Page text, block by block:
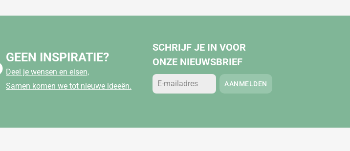
GEEN INSPIRATIE?
Deel je wensen en eisen,
Samen komen we tot nieuwe ideeën.
SCHRIJF JE IN VOOR
ONZE NIEUWSBRIEF
AANMELDEN